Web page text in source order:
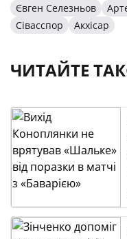
Євген Селезньов
Сівасспор
Акхісар
ЧИТАЙТЕ